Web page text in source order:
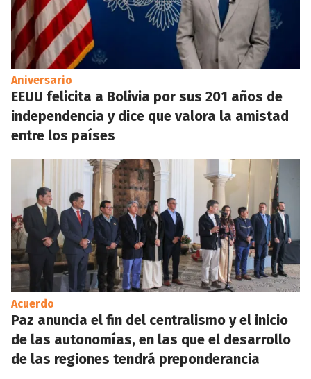
Aniversario
EEUU felicita a Bolivia por sus 201 años de
independencia y dice que valora la amistad
entre los países
Acuerdo
Paz anuncia el fin del centralismo y el inicio
de las autonomías, en las que el desarrollo
de las regiones tendrá preponderancia